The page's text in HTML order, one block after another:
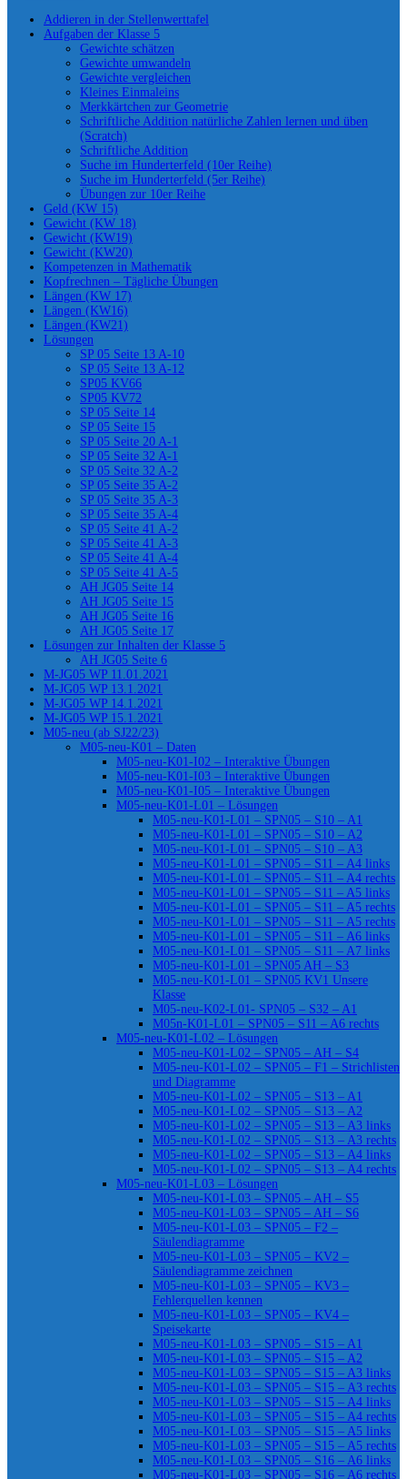
Addieren in der Stellenwerttafel
Aufgaben der Klasse 5
Gewichte schätzen
Gewichte umwandeln
Gewichte vergleichen
Kleines Einmaleins
Merkkärtchen zur Geometrie
Schriftliche Addition natürliche Zahlen lernen und üben
(Scratch)
Schriftliche Addition
Suche im Hunderterfeld (10er Reihe)
Suche im Hunderterfeld (5er Reihe)
Übungen zur 10er Reihe
Geld (KW 15)
Gewicht (KW 18)
Gewicht (KW19)
Gewicht (KW20)
Kompetenzen in Mathematik
Kopfrechnen – Tägliche Übungen
Längen (KW 17)
Längen (KW16)
Längen (KW21)
Lösungen
SP 05 Seite 13 A-10
SP 05 Seite 13 A-12
SP05 KV66
SP05 KV72
SP 05 Seite 14
SP 05 Seite 15
SP 05 Seite 20 A-1
SP 05 Seite 32 A-1
SP 05 Seite 32 A-2
SP 05 Seite 35 A-2
SP 05 Seite 35 A-3
SP 05 Seite 35 A-4
SP 05 Seite 41 A-2
SP 05 Seite 41 A-3
SP 05 Seite 41 A-4
SP 05 Seite 41 A-5
AH JG05 Seite 14
AH JG05 Seite 15
AH JG05 Seite 16
AH JG05 Seite 17
Lösungen zur Inhalten der Klasse 5
AH JG05 Seite 6
M-JG05 WP 11.01.2021
M-JG05 WP 13.1.2021
M-JG05 WP 14.1.2021
M-JG05 WP 15.1.2021
M05-neu (ab SJ22/23)
M05-neu-K01 – Daten
M05-neu-K01-I02 – Interaktive Übungen
M05-neu-K01-I03 – Interaktive Übungen
M05-neu-K01-I05 – Interaktive Übungen
M05-neu-K01-L01 – Lösungen
M05-neu-K01-L01 – SPN05 – S10 – A1
M05-neu-K01-L01 – SPN05 – S10 – A2
M05-neu-K01-L01 – SPN05 – S10 – A3
M05-neu-K01-L01 – SPN05 – S11 – A4 links
M05-neu-K01-L01 – SPN05 – S11 – A4 rechts
M05-neu-K01-L01 – SPN05 – S11 – A5 links
M05-neu-K01-L01 – SPN05 – S11 – A5 rechts
M05-neu-K01-L01 – SPN05 – S11 – A5 rechts
M05-neu-K01-L01 – SPN05 – S11 – A6 links
M05-neu-K01-L01 – SPN05 – S11 – A7 links
M05-neu-K01-L01 – SPN05 AH – S3
M05-neu-K01-L01 – SPN05 KV1 Unsere
Klasse
M05-neu-K02-L01- SPN05 – S32 – A1
M05n-K01-L01 – SPN05 – S11 – A6 rechts
M05-neu-K01-L02 – Lösungen
M05-neu-K01-L02 – SPN05 – AH – S4
M05-neu-K01-L02 – SPN05 – F1 – Strichlisten
und Diagramme
M05-neu-K01-L02 – SPN05 – S13 – A1
M05-neu-K01-L02 – SPN05 – S13 – A2
M05-neu-K01-L02 – SPN05 – S13 – A3 links
M05-neu-K01-L02 – SPN05 – S13 – A3 rechts
M05-neu-K01-L02 – SPN05 – S13 – A4 links
M05-neu-K01-L02 – SPN05 – S13 – A4 rechts
M05-neu-K01-L03 – Lösungen
M05-neu-K01-L03 – SPN05 – AH – S5
M05-neu-K01-L03 – SPN05 – AH – S6
M05-neu-K01-L03 – SPN05 – F2 –
Säulendiagramme
M05-neu-K01-L03 – SPN05 – KV2 –
Säulendiagramme zeichnen
M05-neu-K01-L03 – SPN05 – KV3 –
Fehlerquellen kennen
M05-neu-K01-L03 – SPN05 – KV4 –
Speisekarte
M05-neu-K01-L03 – SPN05 – S15 – A1
M05-neu-K01-L03 – SPN05 – S15 – A2
M05-neu-K01-L03 – SPN05 – S15 – A3 links
M05-neu-K01-L03 – SPN05 – S15 – A3 rechts
M05-neu-K01-L03 – SPN05 – S15 – A4 links
M05-neu-K01-L03 – SPN05 – S15 – A4 rechts
M05-neu-K01-L03 – SPN05 – S15 – A5 links
M05-neu-K01-L03 – SPN05 – S15 – A5 rechts
M05-neu-K01-L03 – SPN05 – S16 – A6 links
M05-neu-K01-L03 – SPN05 – S16 – A6 rechts